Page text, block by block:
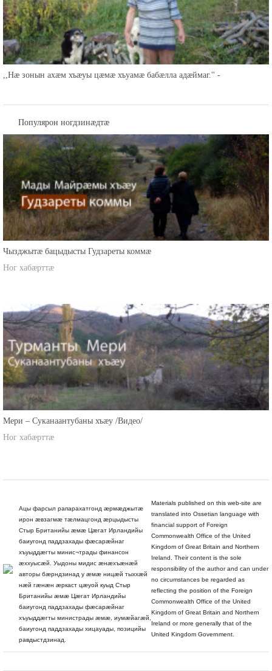
,,Нæ зонын ахæм хъæуы цæмæ хъуамæ бабæлла адæймаг.'' -
Популярон ногдзинæдтæ
Чызджытæ бацыдысты Гудзареты коммæ
Ног хабæрттæ
Мери – Суканаантубаны хъæу /Видео/
Ног хабæрттæ
Ацы фарсыл рапарахатгонд æрмæджытæ
ирон æвзагмæ тæлмацгонд æрцыдысты
Стыр Британийы æмæ Цæгат Ирландийы
баиугонд паддзахады фæсарæйнаг
хъуыддæгты минис¬трады финансон
æххуысæй. Уыдоны мидис æнæхъæнæй
авторы бæрндзинад у æмæ ницæй тыххæй
нæй гæнæн æркаст цæуой куыд Стыр
Британийы æмæ Цæгат Ирландийы
баиугонд паддзахады фæсарæйнаг
хъуыддæгты министрады æмæ, иумæйагæй,
баиугонд паддзахады хицауады, позицийы
равдыстдзинад.
Materials published on this web-site are
translated into Ossetian language with
financial support of Foreign
Commonwealth Office of the United
Kingdom of Great Britain and Northern
Ireland. Their content is the sole
responsibility of the author and can under
no circumstances be regarded as
reflecting the position of the Foreign
Commonwealth Office of the United
Kingdom of Great Britain and Northern
Ireland or more generally that of the
United Kingdom Government.